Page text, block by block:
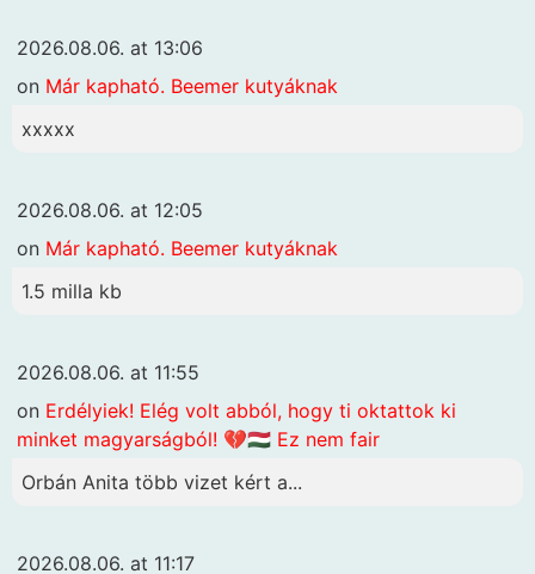
2026.08.06. at 13:06
on Már kapható. Beemer kutyáknak
xxxxx
2026.08.06. at 12:05
on Már kapható. Beemer kutyáknak
1.5 milla kb
2026.08.06. at 11:55
on Erdélyiek! Elég volt abból, hogy ti oktattok ki
minket magyarságból! 💔🇭🇺 Ez nem fair
Orbán Anita több vizet kért a...
2026.08.06. at 11:17